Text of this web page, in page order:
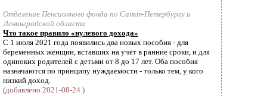
Отделение Пенсионного фонда по Санкт-Петербургу и
Ленинградской области
Что такое правило «нулевого дохода»
С 1 июля 2021 года появились два новых пособия - для
беременных женщин, вставших на учёт в ранние сроки, и для
одиноких родителей с детьми от 8 до 17 лет. Оба пособия
назначаются по принципу нуждаемости - только тем, у кого
низкий доход.
(добавлено 2021-08-24 )